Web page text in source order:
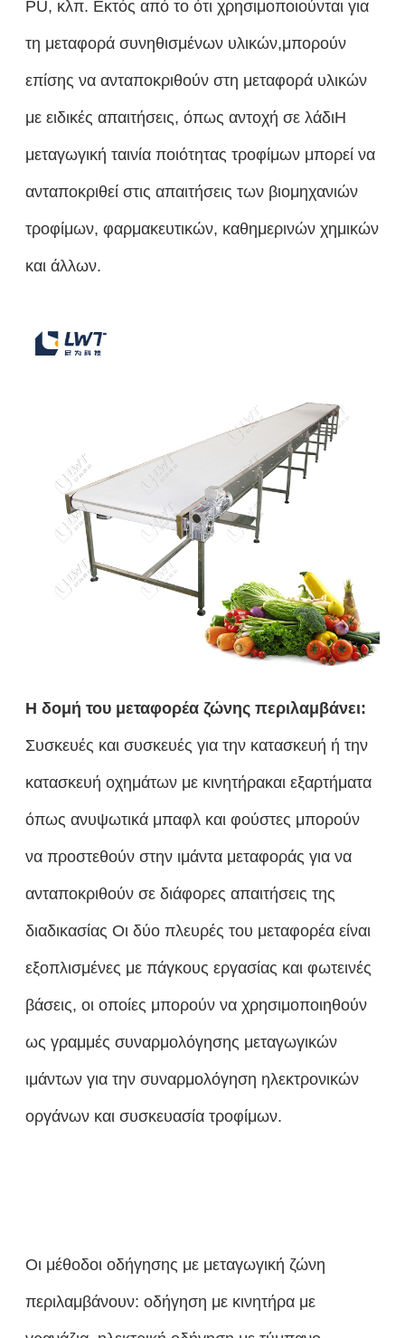
PU, κλπ. Εκτός από το ότι χρησιμοποιούνται για
τη μεταφορά συνηθισμένων υλικών,μπορούν
επίσης να ανταποκριθούν στη μεταφορά υλικών
με ειδικές απαιτήσεις, όπως αντοχή σε λάδιΗ
μεταγωγική ταινία ποιότητας τροφίμων μπορεί να
ανταποκριθεί στις απαιτήσεις των βιομηχανιών
τροφίμων, φαρμακευτικών, καθημερινών χημικών
και άλλων.
Η δομή του μεταφορέα ζώνης περιλαμβάνει:
Συσκευές και συσκευές για την κατασκευή ή την
κατασκευή οχημάτων με κινητήρακαι εξαρτήματα
όπως ανυψωτικά μπαφλ και φούστες μπορούν
να προστεθούν στην ιμάντα μεταφοράς για να
ανταποκριθούν σε διάφορες απαιτήσεις της
διαδικασίας Οι δύο πλευρές του μεταφορέα είναι
εξοπλισμένες με πάγκους εργασίας και φωτεινές
βάσεις, οι οποίες μπορούν να χρησιμοποιηθούν
ως γραμμές συναρμολόγησης μεταγωγικών
ιμάντων για την συναρμολόγηση ηλεκτρονικών
οργάνων και συσκευασία τροφίμων.
Οι μέθοδοι οδήγησης με μεταγωγική ζώνη
περιλαμβάνουν: οδήγηση με κινητήρα με